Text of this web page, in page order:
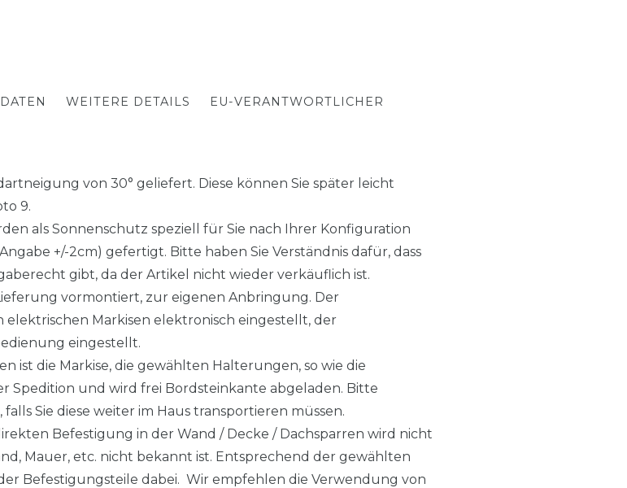
WEITERE DETAILS EU-VERANTWORTLICHER
von 30° geliefert. Diese können Sie später leicht
9.
als Sonnenschutz speziell für Sie nach Ihrer Konfiguration
+/-2cm) gefertigt. Bitte haben Sie Verständnis dafür, dass
gibt, da der Artikel nicht wieder verkäuflich ist.
vormontiert, zur eigenen Anbringung. Der
Markisen elektronisch eingestellt, der
eingestellt.
ist die Markise, die gewählten Halterungen, so wie die
Spedition und wird frei Bordsteinkante abgeladen. Bitte
Sie diese weiter im Haus transportieren müssen.
Befestigung in der Wand / Decke / Dachsparren wird nicht
Mauer, etc. nicht bekannt ist. Entsprechend der gewählten
Befestigungsteile dabei. Wir empfehlen die Verwendung von